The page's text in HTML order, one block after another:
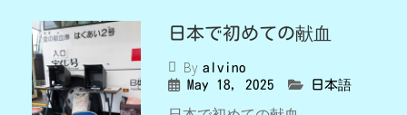
日本で初めての献血
By alvino
May 18, 2025
日本語